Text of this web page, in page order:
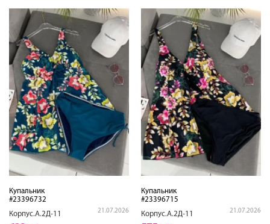
Купальник
#23396732
Корпус.А.2Д-11
21.07.2026
Купальник
#23396715
Корпус.А.2Д-11
21.07.2026